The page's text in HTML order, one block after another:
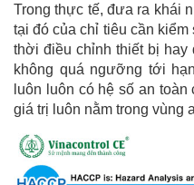
Trong thực tế, đưa ra khái
tại đó của chỉ tiêu cần
thời điều chỉnh thiết bị hay
không quá ngưỡng tới
luôn luôn có hệ số an
giá trị luôn nằm trong vùng